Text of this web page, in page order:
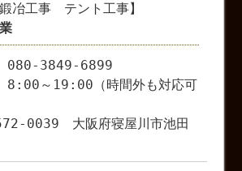
冶工事 テント工事】
080-3849-6899
8:00～19:00（時間外も対応可
0039 大阪府寝屋川市池田